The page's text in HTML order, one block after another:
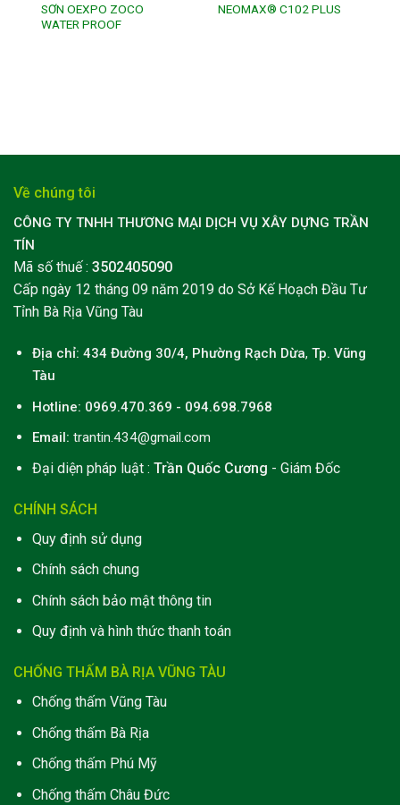
SƠN OEXPO ZOCO
WATER PROOF
NEOMAX® C102 PLUS
Về chúng tôi
CÔNG TY TNHH THƯƠNG MẠI DỊCH VỤ XÂY DỰNG TRẦN
TÍN
Mã số thuế : 3502405090
Cấp ngày 12 tháng 09 năm 2019 do Sở Kế Hoạch Đầu Tư
Tỉnh Bà Rịa Vũng Tàu
Địa chỉ: 434 Đường 30/4, Phường Rạch Dừa, Tp. Vũng
Tàu
Hotline: 0969.470.369 - 094.698.7968
Email: trantin.434@gmail.com
Đại diện pháp luật : Trần Quốc Cương - Giám Đốc
CHÍNH SÁCH
Quy định sử dụng
Chính sách chung
Chính sách bảo mật thông tin
Quy định và hình thức thanh toán
CHỐNG THẤM BÀ RỊA VŨNG TÀU
Chống thấm Vũng Tàu
Chống thấm Bà Rịa
Chống thấm Phú Mỹ
Chống thấm Châu Đức